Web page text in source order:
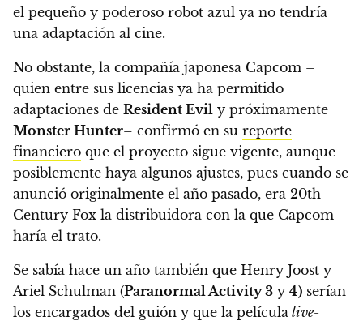
el pequeño y poderoso robot azul ya no tendría
una adaptación al cine.
No obstante, la compañía japonesa Capcom –
quien entre sus licencias ya ha permitido
adaptaciones de Resident Evil y próximamente
Monster Hunter– confirmó en su reporte
financiero que el proyecto sigue vigente, aunque
posiblemente haya algunos ajustes, pues cuando se
anunció originalmente el año pasado, era 20th
Century Fox la distribuidora con la que Capcom
haría el trato.
Se sabía hace un año también que Henry Joost y
Ariel Schulman (Paranormal Activity 3 y 4) serían
los encargados del guión y que la película live-